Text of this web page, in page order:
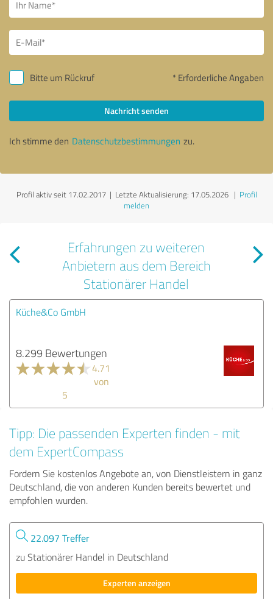
Bitte um Rückruf * Erforderliche Angaben
Nachricht senden
Ich stimme den Datenschutzbestimmungen zu.
Profil aktiv seit 17.02.2017 | Letzte Aktualisierung: 17.05.2026| Profil
melden
Erfahrungen zu weiteren
Anbietern aus dem Bereich
Stationärer Handel
Küche&Co GmbH
8.299 Bewertungen
4.71
von
5
Tipp: Die passenden Experten finden - mit
dem ExpertCompass
Fordern Sie kostenlos Angebote an, von Dienstleistern in ganz
Deutschland, die von anderen Kunden bereits bewertet und
empfohlen wurden.
22.097 Treffer
zu Stationärer Handel in Deutschland
Experten anzeigen